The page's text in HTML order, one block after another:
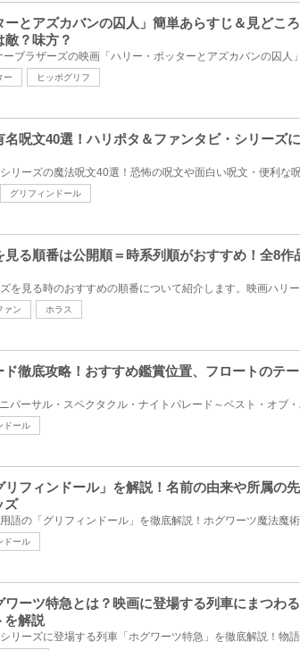
とアズカバンの囚人」簡単あらすじ＆見どころ
敵？味方？
ー ヒッポグリフ
呪文40選！ハリポタ＆ファンタビ・シリーズ
グリフィンドール
る順番は公開順＝時系列順がおすすめ！全8作
ァン ホラス
ド徹底攻略！おすすめ鑑賞位置、フロートのテー
ドール
リフィンドール」を解説！名前の由来や所属の
ズ
ドール
ワーツ特急とは？映画に登場する列車にまつわ
を解説